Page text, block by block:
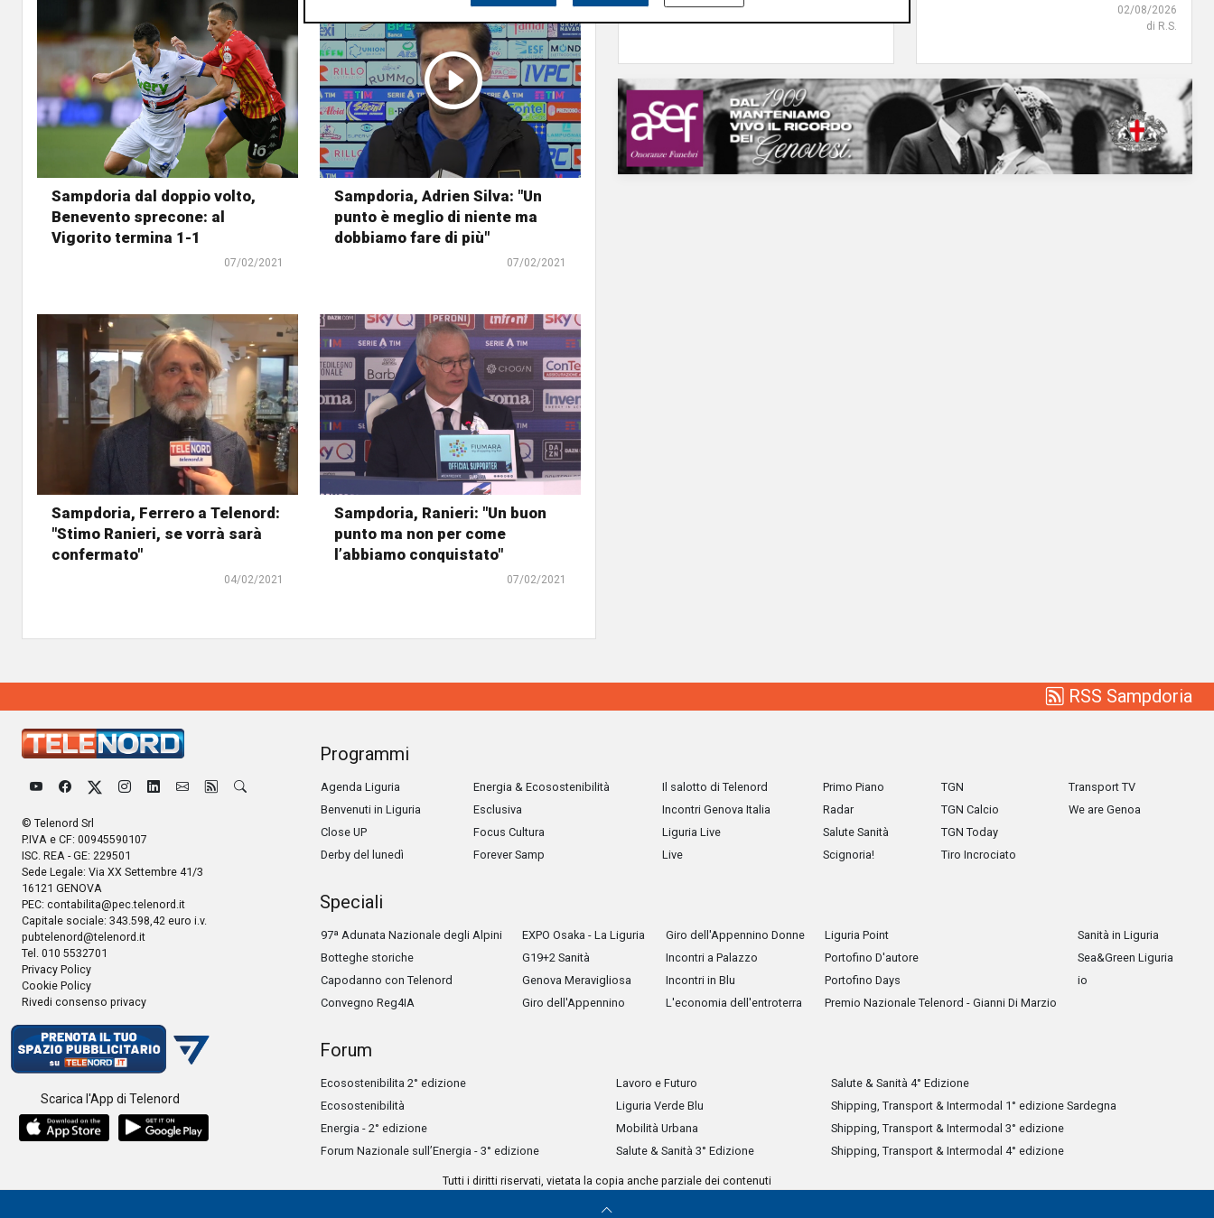
Sampdoria dal doppio volto,
Benevento sprecone: al
Vigorito termina 1-1
07/02/2021
Sampdoria, Adrien Silva: "Un
punto è meglio di niente ma
dobbiamo fare di più"
07/02/2021
Sampdoria, Ferrero a Telenord:
"Stimo Ranieri, se vorrà sarà
confermato"
04/02/2021
Sampdoria, Ranieri: "Un buon
punto ma non per come
l’abbiamo conquistato"
07/02/2021
02/08/2026
di R.S.
RSS Sampdoria
© Telenord Srl
P.IVA e CF: 00945590107
ISC. REA - GE: 229501
Sede Legale: Via XX Settembre 41/3
16121 GENOVA
PEC: contabilita@pec.telenord.it
Capitale sociale: 343.598,42 euro i.v.
pubtelenord@telenord.it
Tel. 010 5532701
Privacy Policy
Cookie Policy
Rivedi consenso privacy
Scarica l'App di Telenord
Programmi
Agenda Liguria
Benvenuti in Liguria
Close UP
Derby del lunedì
Energia & Ecosostenibilità
Esclusiva
Focus Cultura
Forever Samp
Il salotto di Telenord
Incontri Genova Italia
Liguria Live
Live
Primo Piano
Radar
Salute Sanità
Scignoria!
TGN
TGN Calcio
TGN Today
Tiro Incrociato
Transport TV
We are Genoa
Speciali
97ª Adunata Nazionale degli Alpini
Botteghe storiche
Capodanno con Telenord
Convegno Reg4IA
EXPO Osaka - La Liguria
G19+2 Sanità
Genova Meravigliosa
Giro dell'Appennino
Giro dell'Appennino Donne
Incontri a Palazzo
Incontri in Blu
L'economia dell'entroterra
Liguria Point
Portofino D'autore
Portofino Days
Premio Nazionale Telenord - Gianni Di Marzio
Sanità in Liguria
Sea&Green Liguria
io
Forum
Ecosostenibilita 2° edizione
Ecosostenibilità
Energia - 2° edizione
Forum Nazionale sull’Energia - 3° edizione
Lavoro e Futuro
Liguria Verde Blu
Mobilità Urbana
Salute & Sanità 3° Edizione
Salute & Sanità 4° Edizione
Shipping, Transport & Intermodal 1° edizione Sardegna
Shipping, Transport & Intermodal 3° edizione
Shipping, Transport & Intermodal 4° edizione
Tutti i diritti riservati, vietata la copia anche parziale dei contenuti